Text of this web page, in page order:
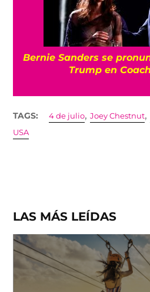
Bernie Sanders se
Trump en
TAGS: 4 de julio,Joey Chestnut,
USA
LAS MÁS LEÍDAS